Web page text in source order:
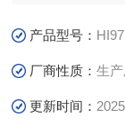
产品型号：
厂商性质：生
更新时间：